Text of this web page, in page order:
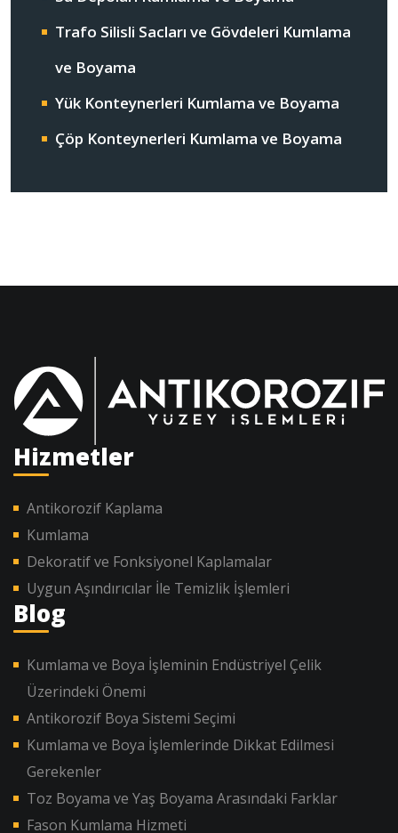
Trafo Silisli Sacları ve Gövdeleri Kumlama
ve Boyama
Yük Konteynerleri Kumlama ve Boyama
Çöp Konteynerleri Kumlama ve Boyama
Hizmetler
Antikorozif Kaplama
Kumlama
Dekoratif ve Fonksiyonel Kaplamalar
Uygun Aşındırıcılar İle Temizlik İşlemleri
Blog
Kumlama ve Boya İşleminin Endüstriyel Çelik
Üzerindeki Önemi
Antikorozif Boya Sistemi Seçimi
Kumlama ve Boya İşlemlerinde Dikkat Edilmesi
Gerekenler
Toz Boyama ve Yaş Boyama Arasındaki Farklar
Fason Kumlama Hizmeti